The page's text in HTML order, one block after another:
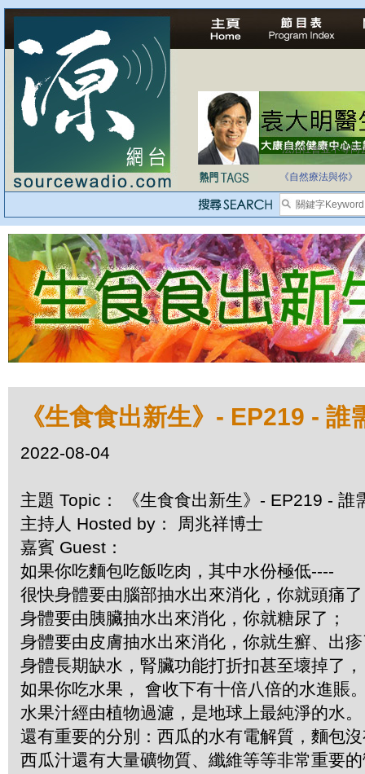
法治社會並不等同
自家教育合法化-
《自然療法與你》
《生食食出新生》- EP219 -
2022-08-04
主題 Topic： 《生食食出新生》- EP219 - 誰
主持人 Hosted by： 周兆祥博士
嘉賓 Guest：
如果你吃麵包吃飯吃肉，其中水份極低----
很快身體要由腦部抽水出來消化，你就頭痛
身體要由胰臟抽水出來消化，你就糖尿了；
身體要由皮膚抽水出來消化，你就生癬、出
身體長期缺水，腎臟功能打折扣甚至壞掉
如果你吃水果， 會收下有十倍八倍的水進賬
水果汁經由植物過濾，是地球上最純淨的水
還有重要的分別：西瓜的水有電解質，麵包
西瓜汁還有大量礦物質、纖維等等非常重要